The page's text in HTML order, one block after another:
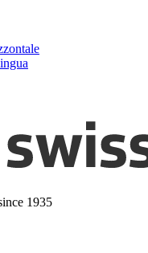
1935